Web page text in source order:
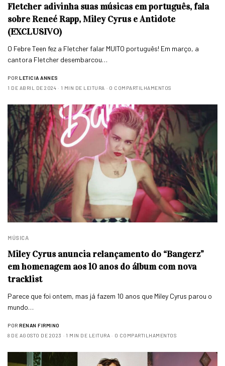
Fletcher adivinha suas músicas em português, fala
sobre Reneé Rapp, Miley Cyrus e Antidote
(EXCLUSIVO)
O Febre Teen fez a Fletcher falar MUITO português! Em março, a
cantora Fletcher desembarcou…
POR LETICIA ANNES
1 DE ABRIL DE 2024
1 MIN DE LEITURA 0 COMPARTILHAMENTOS
MÚSICA
Miley Cyrus anuncia relançamento do “Bangerz”
em homenagem aos 10 anos do álbum com nova
tracklist
Parece que foi ontem, mas já fazem 10 anos que Miley Cyrus parou o
mundo…
POR RENAN FIRMINO
8 DE AGOSTO DE 2023
1 MIN DE LEITURA 0 COMPARTILHAMENTOS